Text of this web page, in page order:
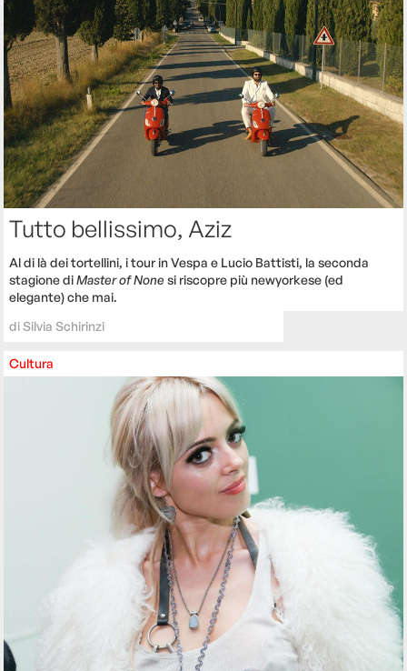
Tutto bellissimo, Aziz
Al di là dei tortellini, i tour in Vespa e Lucio Battisti, la seconda
stagione diMaster of None si riscopre più newyorkese (ed
elegante) che mai.
diSilvia Schirinzi
Cultura